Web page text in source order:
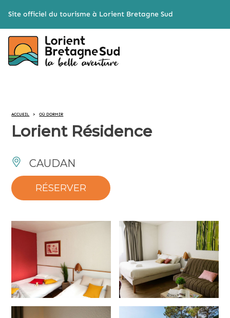
Site officiel du tourisme à Lorient Bretagne Sud
ACCUEIL > OÙ DORMIR
Lorient Résidence
CAUDAN
RÉSERVER